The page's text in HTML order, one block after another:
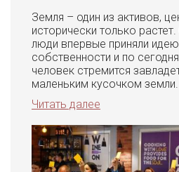
Земля – один из активов,
исторически только
люди впервые приняли
собственности и по
человек стремится
маленьким кусочком земли.
Читать далее